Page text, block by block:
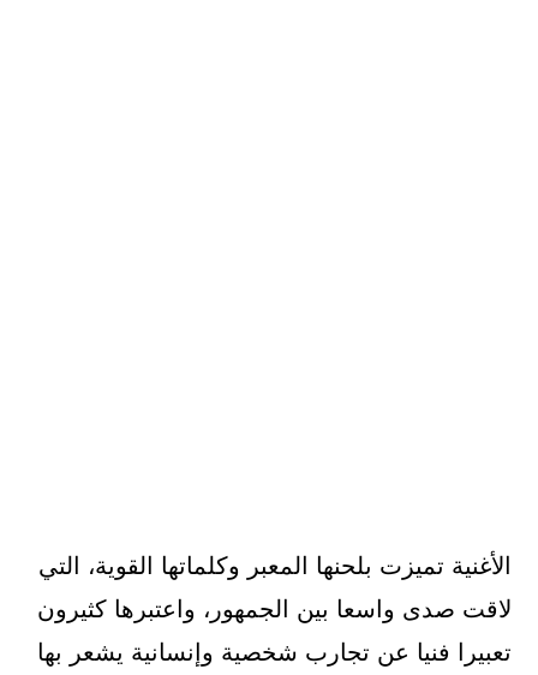
الأغنية تميزت بلحنها المعبر وكلماتها القوية، التي
لاقت صدى واسعا بين الجمهور، واعتبرها كثيرون
تعبيرا فنيا عن تجارب شخصية وإنسانية يشعر بها